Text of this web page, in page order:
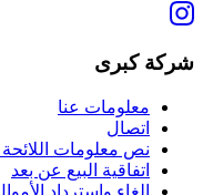
شركة كبرى
معلومات عنا
اتصال
نص معلومات اللائحة
اتفاقية البيع عن بعد
إلغاء واسترداد